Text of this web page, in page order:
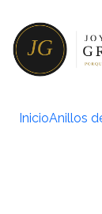
InicioAnillos